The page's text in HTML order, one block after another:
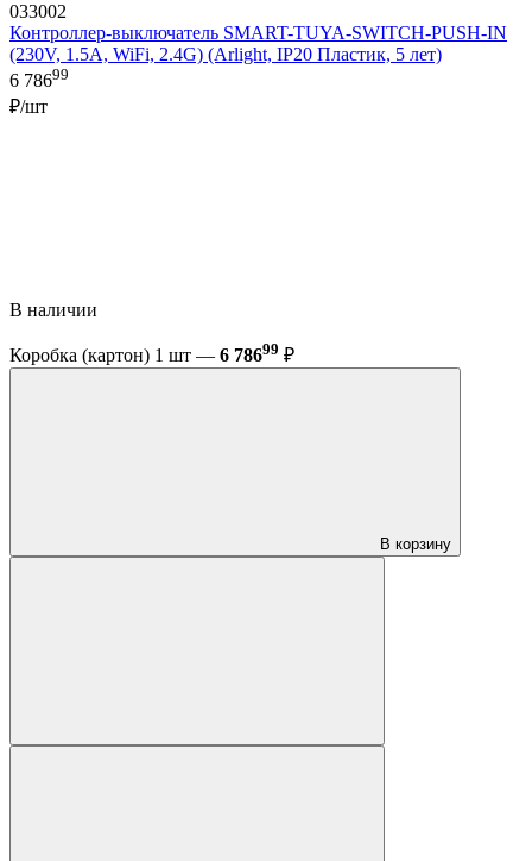
033002
Контроллер-выключатель SMART-TUYA-SWITCH-PUSH-IN
(230V, 1.5A, WiFi, 2.4G) (Arlight, IP20 Пластик, 5 лет)
6 78699
₽/шт
В наличии
Коробка (картон) 1 шт — 6 78699 ₽
В корзину